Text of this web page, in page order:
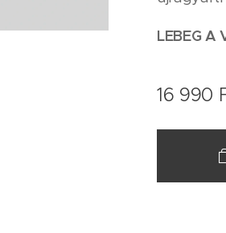
LEBEG A
16 990